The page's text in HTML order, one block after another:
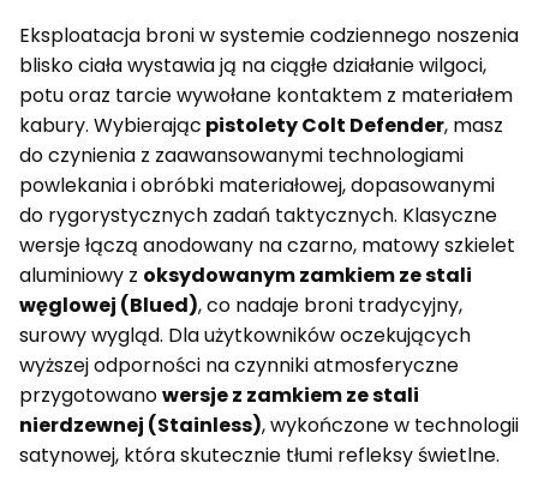
Eksploatacja broni w systemie codziennego noszenia
blisko ciała wystawia ją na ciągłe działanie wilgoci,
potu oraz tarcie wywołane kontaktem z materiałem
kabury. Wybierając pistolety Colt Defender, masz
do czynienia z zaawansowanymi technologiami
powlekania i obróbki materiałowej, dopasowanymi
do rygorystycznych zadań taktycznych. Klasyczne
wersje łączą anodowany na czarno, matowy szkielet
aluminiowy z oksydowanym zamkiem ze stali
węglowej (Blued), co nadaje broni tradycyjny,
surowy wygląd. Dla użytkowników oczekujących
wyższej odporności na czynniki atmosferyczne
przygotowanowersje z zamkiem ze stali
nierdzewnej (Stainless), wykończone w technologii
satynowej, która skutecznie tłumi refleksy świetlne.